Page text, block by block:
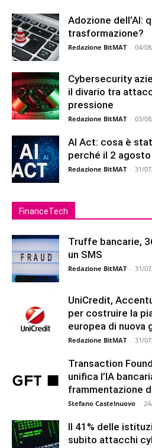
Adozione dell’AI:
trasformazione?
Redazione BitMAT - 04/
Cybersecurity
il divario tra
pressione
Redazione BitMAT - 03/
AI Act: cosa è
perché il 2
Redazione BitMAT - 31/
FinanceTech
Truffe bancarie,
un SMS
Redazione BitMAT - 31/
UniCredit,
per costruire la
europea di nuova
Redazione BitMAT - 31/
Transaction
unifica l’IA
frammentazione
Stefano Castelnuovo -
Il 41% delle
subito attacchi